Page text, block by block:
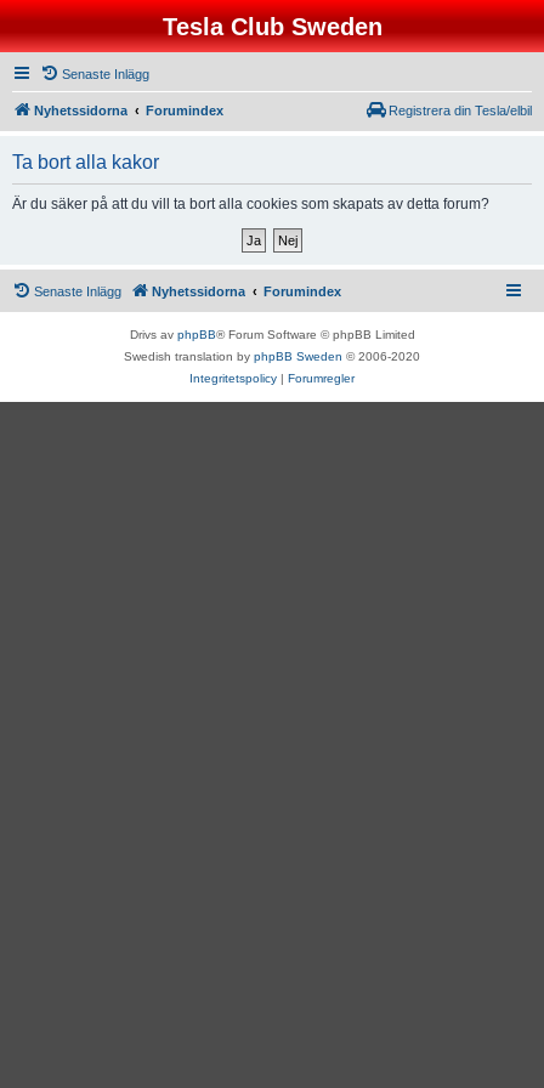
Tesla Club Sweden
Senaste Inlägg
Nyhetssidorna Forumindex Registrera din Tesla/elbil
Ta bort alla kakor
Är du säker på att du vill ta bort alla cookies som skapats av detta forum?
Senaste Inlägg Nyhetssidorna Forumindex
Drivs av phpBB® Forum Software © phpBB Limited
Swedish translation by phpBB Sweden © 2006-2020
Integritetspolicy | Forumregler